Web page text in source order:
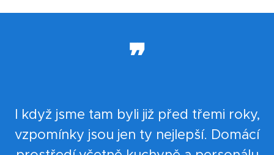
❞
I když jsme tam byli již před třemi roky,
vzpomínky jsou jen ty nejlepší. Domácí